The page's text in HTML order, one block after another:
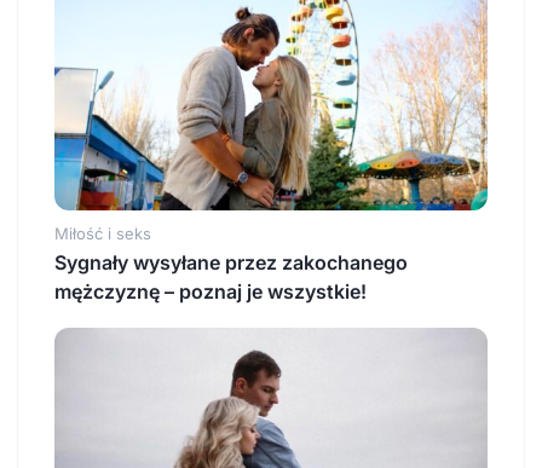
Miłość i seks
Sygnały wysyłane przez zakochanego
mężczyznę – poznaj je wszystkie!